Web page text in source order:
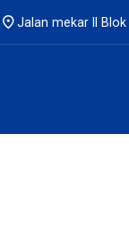
location_onJalan mekar II